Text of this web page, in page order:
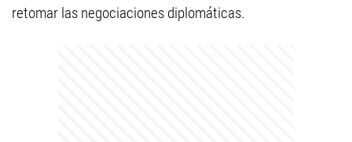
retomar las negociaciones diplomáticas.